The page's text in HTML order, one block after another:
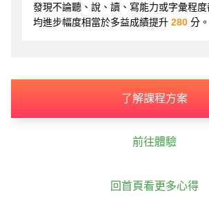
發現不論聽、說、讀、寫能力或字彙程
均進步幅度相當於多益成績提升 280 分。
了解課程方案
前往體驗
回首頁看更多心得